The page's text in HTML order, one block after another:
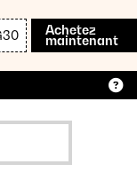
Achetez
maintenant